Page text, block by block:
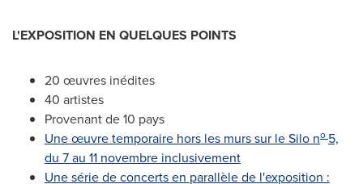
L'EXPOSITION EN QUELQUES POINTS
20 œuvres inédites
40 artistes
Provenant de 10 pays
Une œuvre temporaire hors les murs sur le Silo no 5,
du 7 au 11 novembre inclusivement
Une série de concerts en parallèle de l'exposition :